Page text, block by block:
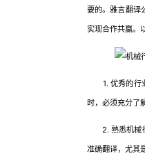
要的。雅言翻译
实现合作共赢。
1. 优秀的行业
时，必须充分了
2. 熟悉机械行
准确翻译，尤其